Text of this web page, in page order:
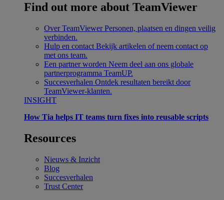
Find out more about TeamViewer
Over TeamViewer Personen, plaatsen en dingen veilig
verbinden.
Hulp en contact Bekijk artikelen of neem contact op
met ons team.
Een partner worden Neem deel aan ons globale
partnerprogramma TeamUP.
Succesverhalen Ontdek resultaten bereikt door
TeamViewer-klanten.
INSIGHT
How Tia helps IT teams turn fixes into reusable scripts
Resources
Nieuws & Inzicht
Blog
Succesverhalen
Trust Center